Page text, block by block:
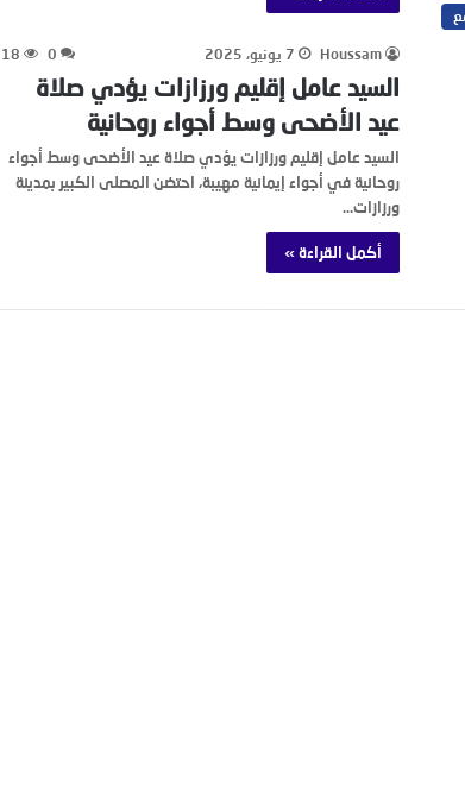
Houssam 7 يونيو، 2025 0
18
السيد عامل إقليم ورزازات يؤدي صلاة
عيد الأضحى وسط أجواء روحانية
السيد عامل إقليم ورزازات يؤدي صلاة عيد الأضحى وسط أجواء
روحانية في أجواء إيمانية مهيبة، احتضن المصلى الكبير بمدينة
ورزازات…
أكمل القراءة »